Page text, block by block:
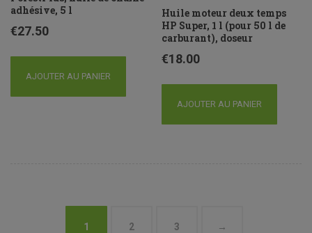
adhésive, 5 l
€27.50
AJOUTER AU PANIER
Huile moteur deux temps
HP Super, 1 l (pour 50 l de
carburant), doseur
€18.00
AJOUTER AU PANIER
1 2 3 →